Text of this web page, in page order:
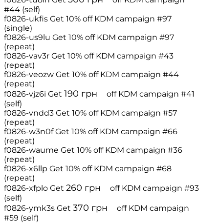
#44 (self)
f0826-ukfis Get 10% off KDM campaign #97
(single)
f0826-us9lu Get 10% off KDM campaign #97
(repeat)
f0826-vav3r Get 10% off KDM campaign #43
(repeat)
f0826-veozw Get 10% off KDM campaign #44
(repeat)
f0826-vjz6i Get 190 грн off KDM campaign #41
(self)
f0826-vndd3 Get 10% off KDM campaign #57
(repeat)
f0826-w3n0f Get 10% off KDM campaign #66
(repeat)
f0826-waume Get 10% off KDM campaign #36
(repeat)
f0826-x6llp Get 10% off KDM campaign #68
(repeat)
f0826-xfplo Get 260 грн off KDM campaign #93
(self)
f0826-ymk3s Get 370 грн off KDM campaign
#59 (self)